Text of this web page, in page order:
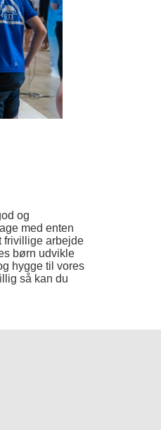
og
med enten
frivillige arbejde
børn udvikle
hygge til vores
så kan du